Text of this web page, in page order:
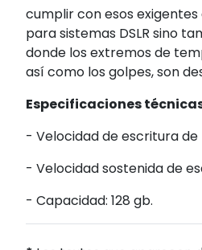
cumplir con esos
para sistemas DSLR sino
donde los extremos de
así como los golpes, son
Especificaciones
- Velocidad de escritura
- Velocidad sostenida de
- Capacidad: 128 gb.